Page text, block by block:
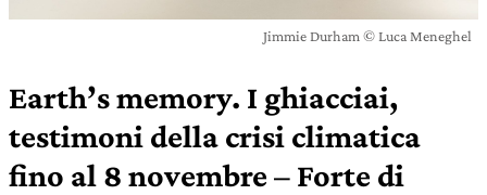
Jimmie Durham © Luca Meneghel
Earth’s memory. I ghiacciai,
testimoni della crisi climatica
fino al 8 novembre – Forte di